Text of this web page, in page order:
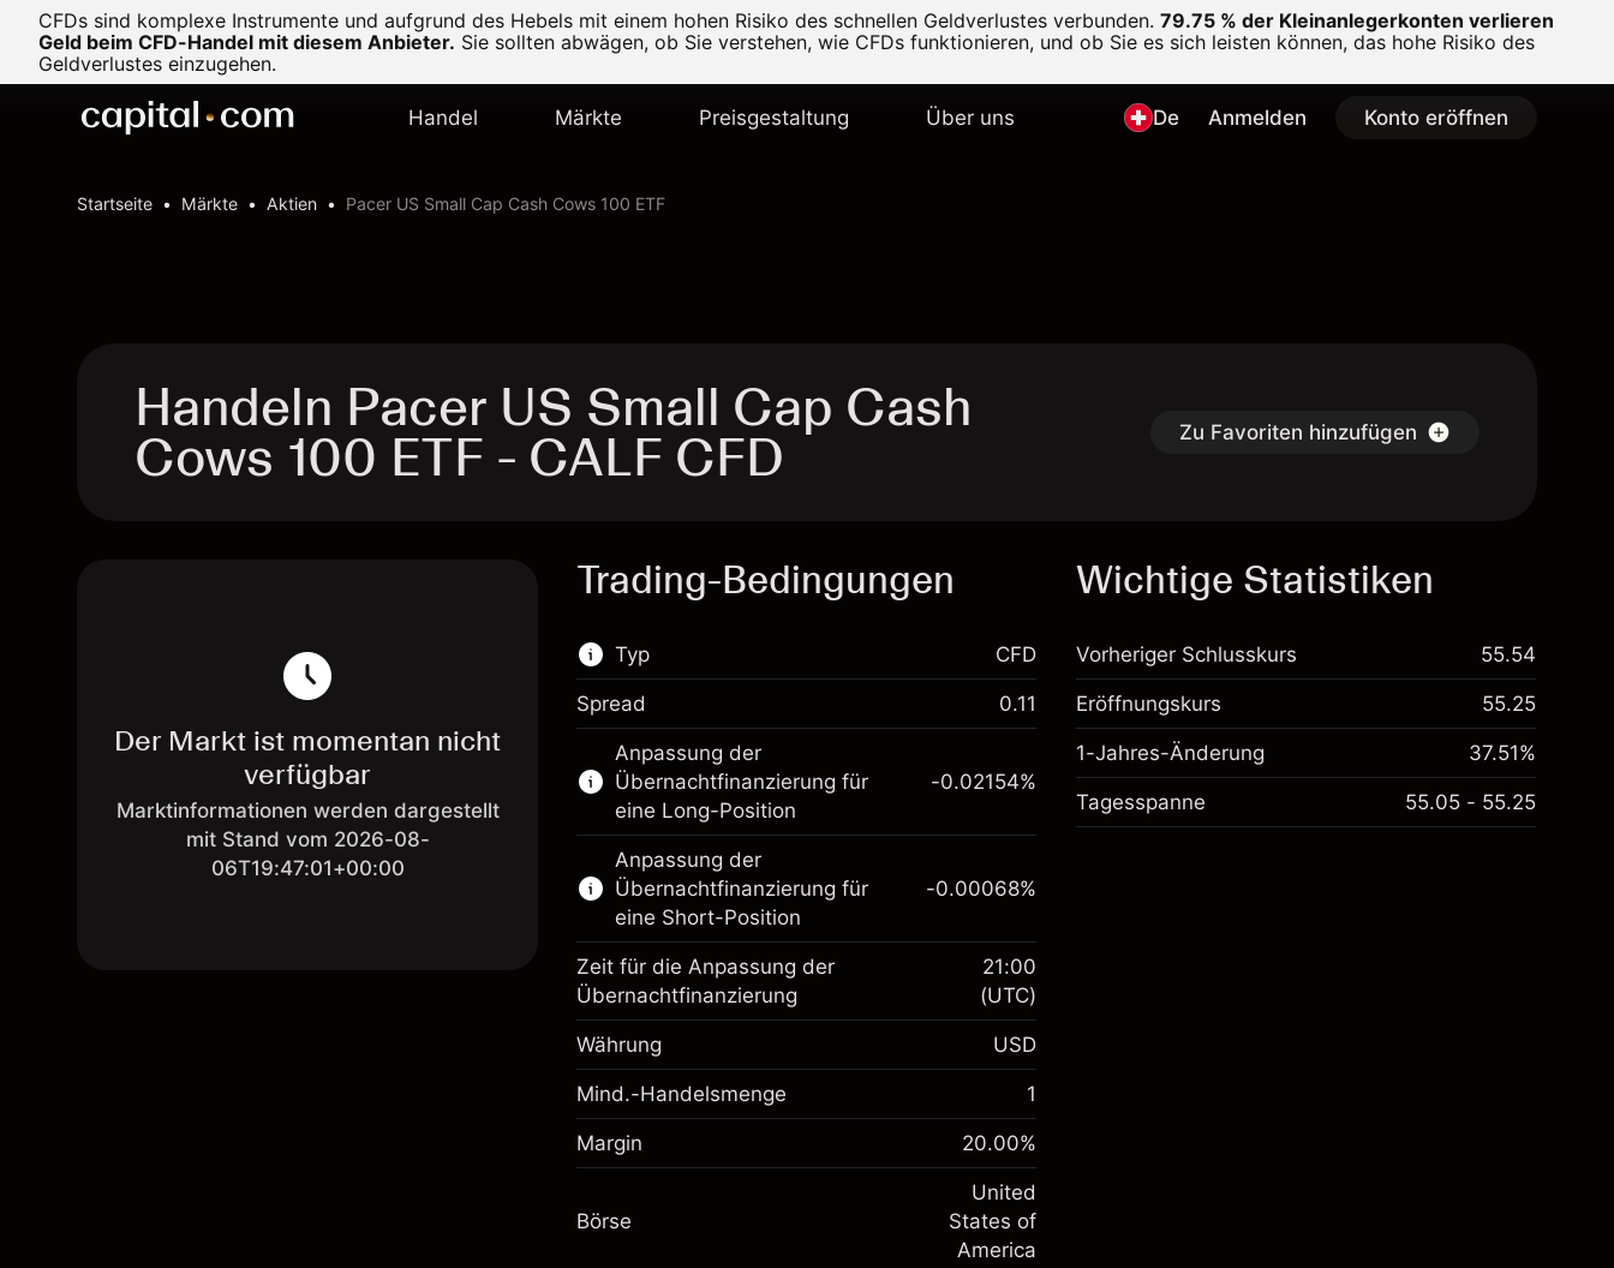
CFDs sind komplexe Instrumente und aufgrund des Hebels mit einem hohen Risiko des schnellen Geldverlustes verbunden. 79.75 % der Kleinanlegerkonten verlieren
Geld beim CFD-Handel mit diesem Anbieter. Sie sollten abwägen, ob Sie verstehen, wie CFDs funktionieren, und ob Sie es sich leisten können, das hohe Risiko des
Geldverlustes einzugehen.
Handel Märkte Preisgestaltung Über uns De Anmelden Konto eröffnen
Startseite Märkte Aktien Pacer US Small Cap Cash Cows 100 ETF
Handeln Pacer US Small Cap Cash
Cows 100 ETF - CALF CFD Zu Favoriten hinzufügen
Der Markt ist momentan nicht
verfügbar
Marktinformationen werden dargestellt
mit Stand vom 2026-08-
06T19:47:01+00:00
Trading-Bedingungen
Typ
Dieser Finanzmarkt steht für das CFD-Trading
zur Verfügung.
Erfahren Sie mehr über:
CFDs
CFD
Spread 0.11
Anpassung der
Übernachtfinanzierung für
eine Long-Position
Margin. Ihre Investition
$1,000.00
Anpassung der
Übernachtfinanzierung
Gebühren aus fremdfinanzierten
Positionswert
-0.02154
Positionsgröße mit Hebelwirkung ~ $5,000.00
$4,000.00
-0.02154%
Anpassung der
Übernachtfinanzierung für
eine Short-Position
Margin. Ihre Investition
$1,000.00
-0.000682
-0.00068%
Zeit für die Anpassung der
Übernachtfinanzierung
21:00
(UTC)
Währung USD
Mind.-Handelsmenge 1
Margin 20.00%
Börse
United
States of
America
Wichtige Statistiken
Vorheriger Schlusskurs 55.54
Eröffnungskurs 55.25
1-Jahres-Änderung 37.51%
Tagesspanne 55.05 - 55.25